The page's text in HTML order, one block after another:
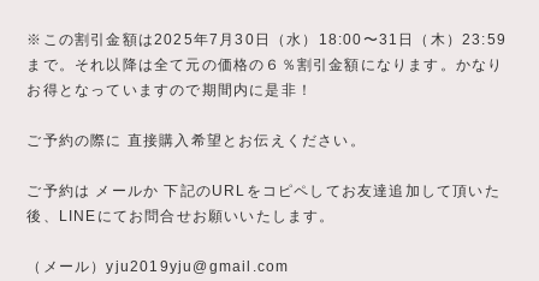
※この割引金額は2025年7月30日（水）18:00〜31日（木）23:59
まで。それ以降は全て元の価格の６％割引金額になります。かなり
お得となっていますので期間内に是非！
ご予約の際に 直接購入希望とお伝えください。
ご予約は メールか 下記のURLをコピペしてお友達追加して頂いた
後、LINEにてお問合せお願いいたします。
（メール）yju2019yju@gmail.com